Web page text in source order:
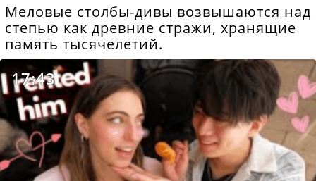
Меловые столбы-дивы возвышаются над
степью как древние стражи, хранящие
память тысячелетий.
17:43